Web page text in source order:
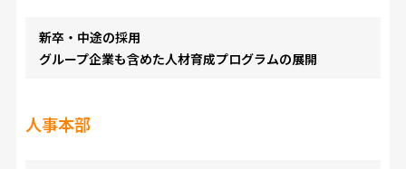
新卒・中途の採用
グループ企業も含めた人材育成プログラムの展開
人事本部